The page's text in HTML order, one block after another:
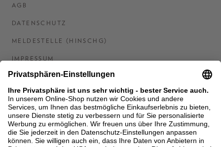
AGB
DATENSCHUTZ
MELDESTELLE (HINSCHG)
IMPRESSUM
BARRIEREFREIHEITSERKLÄRUNG
KONTAKT
COOKIES
MEN'S WORLD: BRAUN HAMBURG